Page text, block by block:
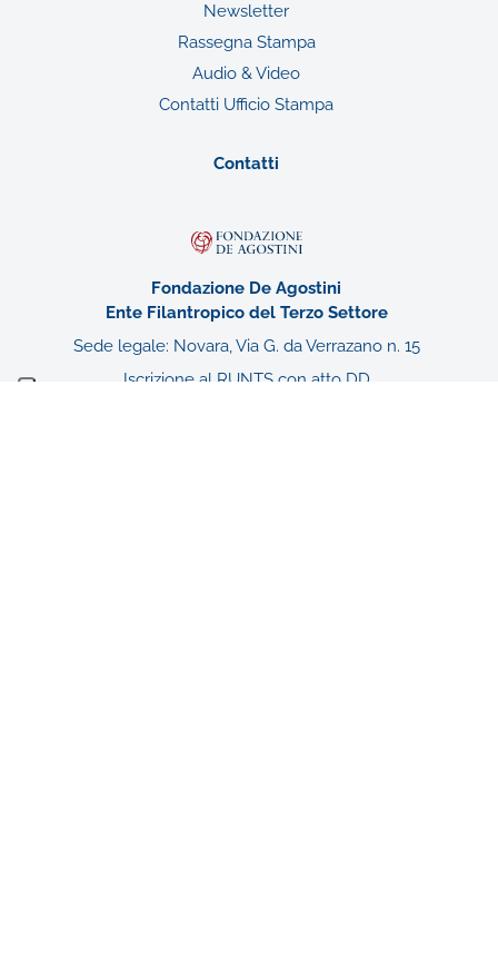
Newsletter
Rassegna Stampa
Audio & Video
Contatti Ufficio Stampa
Contatti
Fondazione De Agostini
Ente Filantropico del Terzo Settore
Sede legale: Novara, Via G. da Verrazano n. 15
Iscrizione al RUNTS con atto DD